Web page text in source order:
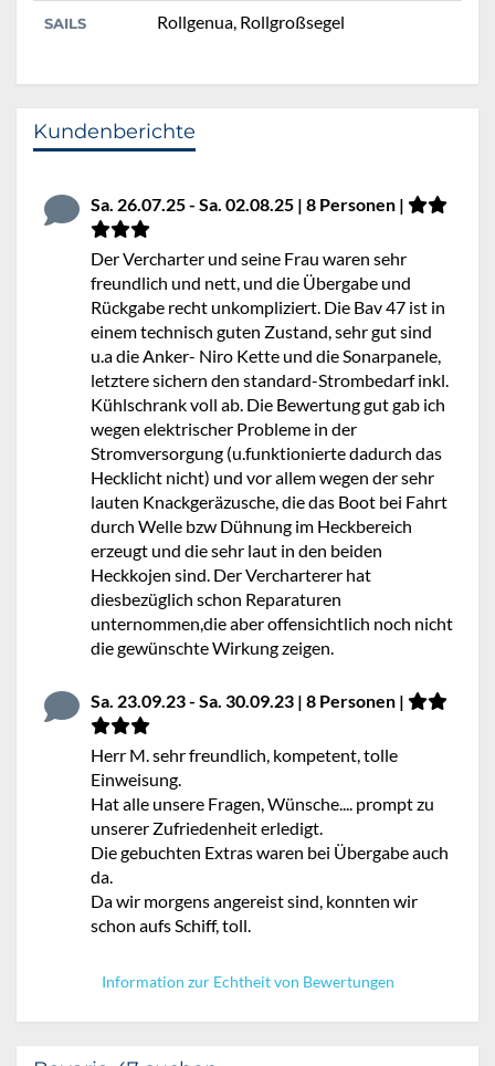
SAILS Rollgenua, Rollgroßsegel
Kundenberichte
Sa. 26.07.25 - Sa. 02.08.25 | 8 Personen |
Der Vercharter und seine Frau waren sehr
freundlich und nett, und die Übergabe und
Rückgabe recht unkompliziert. Die Bav 47 ist in
einem technisch guten Zustand, sehr gut sind
u.a die Anker- Niro Kette und die Sonarpanele,
letztere sichern den standard-Strombedarf inkl.
Kühlschrank voll ab. Die Bewertung gut gab ich
wegen elektrischer Probleme in der
Stromversorgung (u.funktionierte dadurch das
Hecklicht nicht) und vor allem wegen der sehr
lauten Knackgeräzusche, die das Boot bei Fahrt
durch Welle bzw Dühnung im Heckbereich
erzeugt und die sehr laut in den beiden
Heckkojen sind. Der Vercharterer hat
diesbezüglich schon Reparaturen
unternommen,die aber offensichtlich noch nicht
die gewünschte Wirkung zeigen.
Sa. 23.09.23 - Sa. 30.09.23 | 8 Personen |
Herr M. sehr freundlich, kompetent, tolle
Einweisung.
Hat alle unsere Fragen, Wünsche.... prompt zu
unserer Zufriedenheit erledigt.
Die gebuchten Extras waren bei Übergabe auch
da.
Da wir morgens angereist sind, konnten wir
schon aufs Schiff, toll.
Information zur Echtheit von Bewertungen